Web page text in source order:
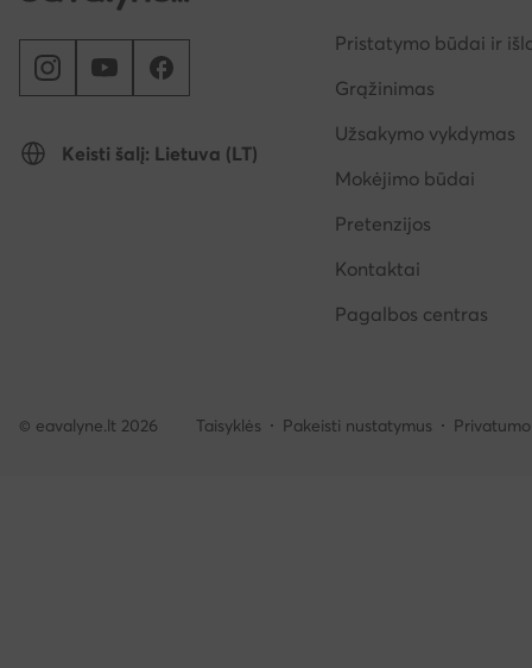
Keisti šalį: Lietuva (LT)
Pristatymo būdai ir
Grąžinimas
Užsakymo vykdymas
Mokėjimo būdai
Pretenzijos
Kontaktai
Pagalbos centras
© eavalyne.lt 2026 Taisyklės Pakeisti nustatymus